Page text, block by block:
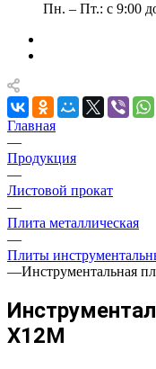
Пн. – Пт.: с 9:00
Главная
—
Продукция
—
Листовой прокат
—
Плита металлическая
—
Плиты
—Инструментальная
Х12М